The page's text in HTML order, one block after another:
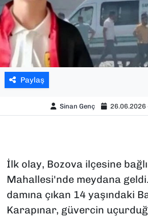
Paylaş
Sinan Genç 26.06.2026
İlk olay, Bozova ilçesine bağlı
Mahallesi'nde meydana
damına çıkan 14 yaşındaki
Karapınar, güvercin
TEKNOLOJİ
YAŞAM
YEREL YÖNETİMLER